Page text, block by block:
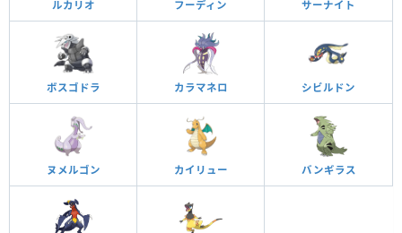
ルカリオ フーディン サーナイト
ボスゴドラ カラマネロ シビルドン
ヌメルゴン カイリュー バンギラス